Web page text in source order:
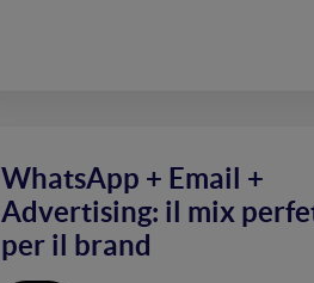
WhatsApp + Email +
Advertising: il mix
per il brand